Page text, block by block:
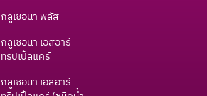
กลูเซอนา พลัส
กลูเซอนา เอสอาร์
ทริปเปิ้ลแคร์
กลูเซอนา เอสอาร์